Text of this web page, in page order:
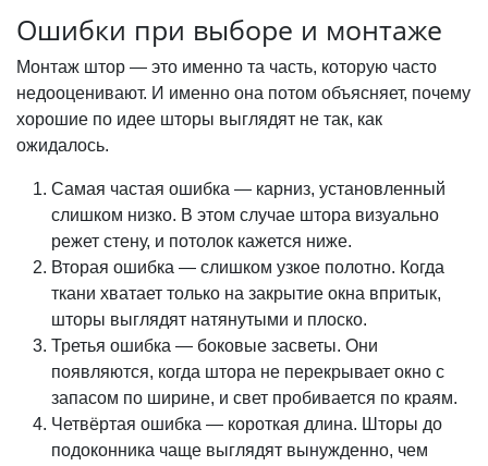
Ошибки при выборе и монтаже
Монтаж штор — это именно та часть, которую часто
недооценивают. И именно она потом объясняет, почему
хорошие по идее шторы выглядят не так, как
ожидалось.
Самая частая ошибка — карниз, установленный
слишком низко. В этом случае штора визуально
режет стену, и потолок кажется ниже.
Вторая ошибка — слишком узкое полотно. Когда
ткани хватает только на закрытие окна впритык,
шторы выглядят натянутыми и плоско.
Третья ошибка — боковые засветы. Они
появляются, когда штора не перекрывает окно с
запасом по ширине, и свет пробивается по краям.
Четвёртая ошибка — короткая длина. Шторы до
подоконника чаще выглядят вынужденно, чем